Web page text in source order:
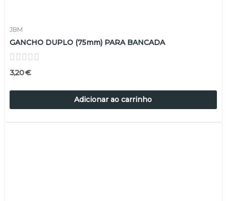
JBM
GANCHO DUPLO (75mm) PARA BANCADA
3,20 €
Adicionar ao carrinho